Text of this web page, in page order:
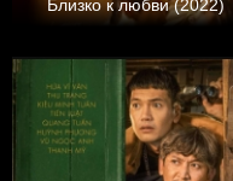
Близко к любви (2022)